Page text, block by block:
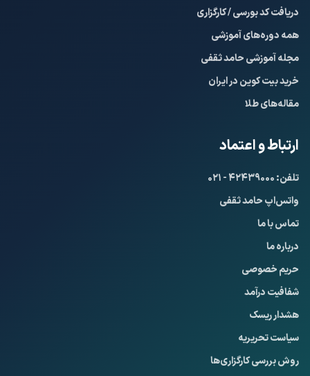
دریافت کد بورسی / کارگزاری
همه دوره‌های آموزشی
مجله آموزشی حامد ثقفی
خرید بیت کوین در ایران
مقاله‌های طلا
ارتباط و اعتماد
تلفن: ۴۲۴۳۹۰۰۰ - ۰۲۱
واتس‌اپ حامد ثقفی
تماس با ما
درباره ما
حریم خصوصی
شفافیت درآمد
هشدار ریسک
سیاست تحریریه
روش بررسی کارگزاری‌ها